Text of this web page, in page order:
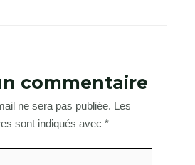
commentaire
ne sera pas publiée. Les
sont indiqués avec *